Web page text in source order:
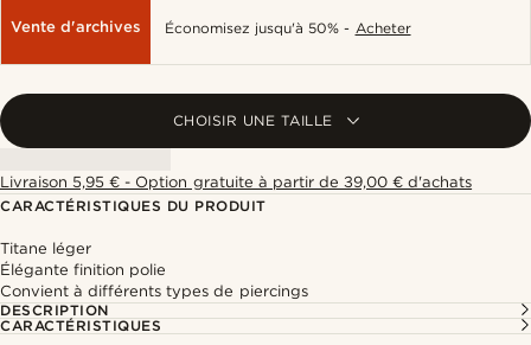
Vente d'archives Économisez jusqu'à 50% - Acheter
CHOISIR UNE TAILLE
Livraison 5,95 € - Option gratuite à partir de 39,00 € d'achats
CARACTÉRISTIQUES DU PRODUIT
Titane léger
Élégante finition polie
Convient à différents types de piercings
DESCRIPTION
CARACTÉRISTIQUES